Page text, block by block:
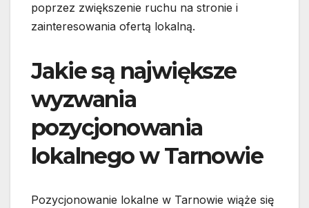
poprzez zwiększenie ruchu na stronie i
zainteresowania ofertą lokalną.
Jakie są największe
wyzwania
pozycjonowania
lokalnego w Tarnowie
Pozycjonowanie lokalne w Tarnowie wiąże się